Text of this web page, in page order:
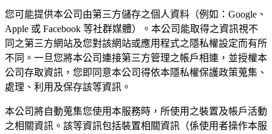
您可能提供本公司由第三方儲存之個人資料（例如：Google、
Apple 或 Facebook 等社群媒體）。本公司能取得之資訊視不
同之第三方網站及您對該網站或應用程式之隱私權設定而有所
不同。一旦您將本公司連接第三方管理之帳戶相連，並授權本
公司存取資訊，您即同意本公司得依本隱私權保護政策蒐集、
處理、利用及保存該等資訊。
本公司將自動蒐集您使用本服務時，所使用之裝置及帳戶活動
之相關資訊。該等資訊包括裝置相關資訊（係使用者操作本服